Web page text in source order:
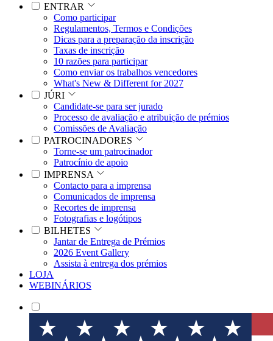
ENTRAR
Como participar
Regulamentos, Termos e Condições
Dicas para a preparação da inscrição
Taxas de inscrição
10 razões para participar
Como enviar os trabalhos vencedores
What's New & Different for 2027
JÚRI
Candidate-se para ser jurado
Processo de avaliação e atribuição de prémios
Comissões de Avaliação
PATROCINADORES
Torne-se um patrocinador
Patrocínio de apoio
IMPRENSA
Contacto para a imprensa
Comunicados de imprensa
Recortes de imprensa
Fotografias e logótipos
BILHETES
Jantar de Entrega de Prémios
2026 Event Gallery
Assista à entrega dos prémios
LOJA
WEBINÁRIOS